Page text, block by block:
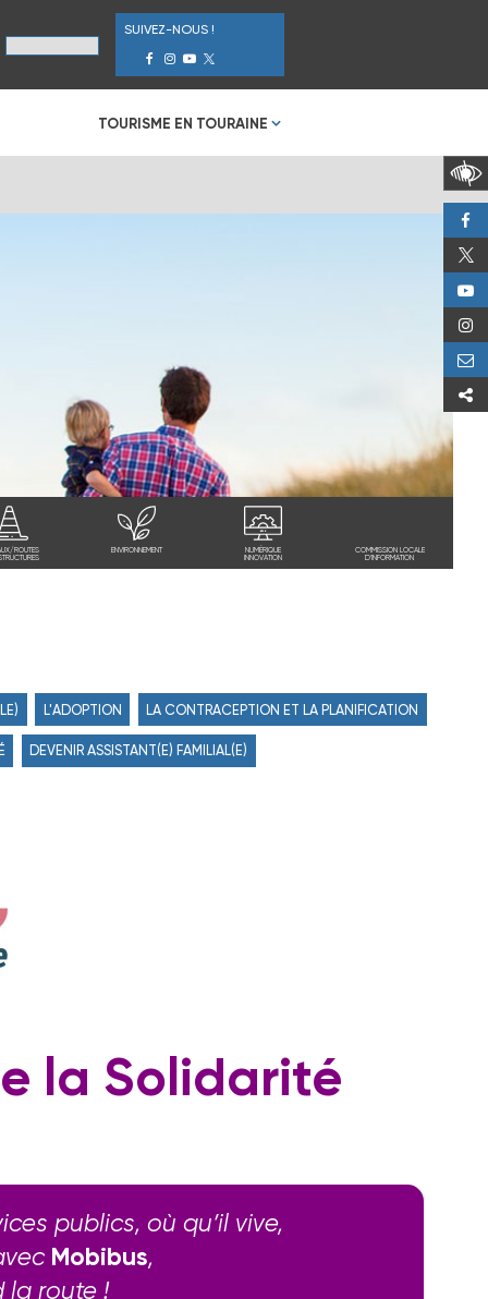
SUIVEZ-NOUS !
TOURISME EN TOURAINE
ROUTES
ENVIRONNEMENT
NUMÉRIQUE
INNOVATION
COMMISSION LOCALE
D'INFORMATION
L'ADOPTION LA CONTRACEPTION ET LA PLANIFICATION
DEVENIR ASSISTANT(E) FAMILIAL(E)
la Solidarité
publics, où qu’il vive,
Mobibus,
la route !